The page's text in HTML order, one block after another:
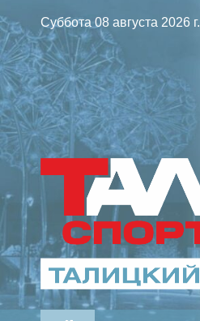
к
содержимому
Суббота 08 августа 2026 г.